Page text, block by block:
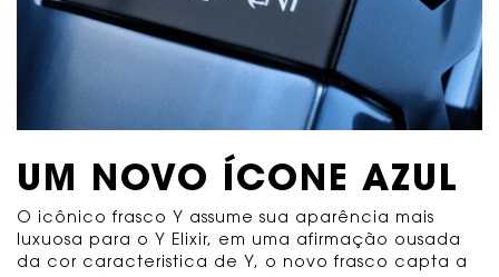
UM NOVO ÍCONE AZUL
O icônico frasco Y assume sua aparência mais
luxuosa para o Y Elixir, em uma afirmação ousada
da cor caracteristica de Y, o novo frasco capta a